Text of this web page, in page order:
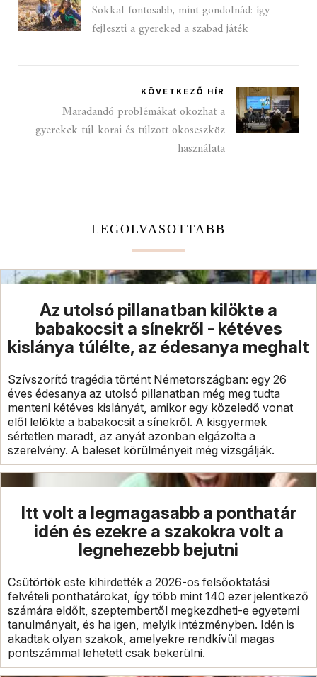
Sokkal fontosabb, mint gondolnád: így
fejleszti a gyereked a szabad játék
KÖVETKEZŐ HÍR
Maradandó problémákat okozhat a
gyerekek túl korai és túlzott okoseszköz
használata
LEGOLVASOTTABB
Az utolsó pillanatban kilökte a
babakocsit a sínekről - kétéves
kislánya túlélte, az édesanya meghalt
Szívszorító tragédia történt Németországban: egy 26
éves édesanya az utolsó pillanatban még meg tudta
menteni kétéves kislányát, amikor egy közeledő vonat
elől lelökte a babakocsit a sínekről. A kisgyermek
sértetlen maradt, az anyát azonban elgázolta a
szerelvény. A baleset körülményeit még vizsgálják.
Itt volt a legmagasabb a ponthatár
idén és ezekre a szakokra volt a
legnehezebb bejutni
Csütörtök este kihirdették a 2026-os felsőoktatási
felvételi ponthatárokat, így több mint 140 ezer jelentkező
számára eldőlt, szeptembertől megkezdheti-e egyetemi
tanulmányait, és ha igen, melyik intézményben. Idén is
akadtak olyan szakok, amelyekre rendkívül magas
pontszámmal lehetett csak bekerülni.